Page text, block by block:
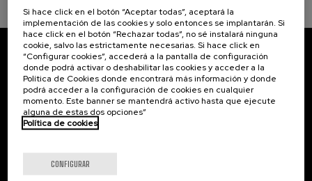
Suscríbete a nuestro boletín
Inscríbete para ser el primero/a en recibir las
novedades de UIK.
Suscribirse
Contacto
Si hace click en el botón “Aceptar todas”, aceptará la
implementación de las cookies y solo entonces se implantarán. Si
hace click en el botón “Rechazar todas”, no sé instalará ninguna
cookie, salvo las estrictamente necesarias. Si hace click en
“Configurar cookies”, accederá a la pantalla de configuración
donde podrá activar o deshabilitar las cookies y acceder a la
Política de Cookies donde encontrará más información y donde
podrá acceder a la configuración de cookies en cualquier
momento. Este banner se mantendrá activo hasta que ejecute
alguna de estas dos opciones”
Política de cookies
CONFIGURAR